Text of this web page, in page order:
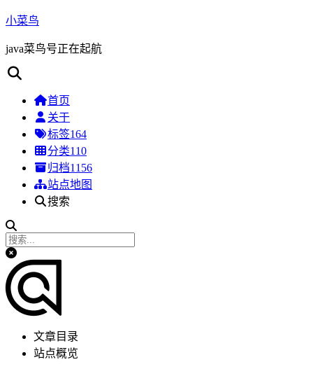
小菜鸟
java菜鸟号正在起航
首页
关于
标签164
分类110
归档1156
站点地图
搜索
文章目录
站点概览